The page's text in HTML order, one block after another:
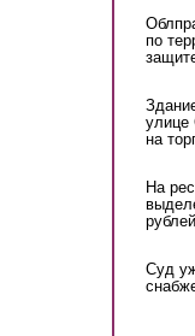
по
улице
на
На
рублей
Суд